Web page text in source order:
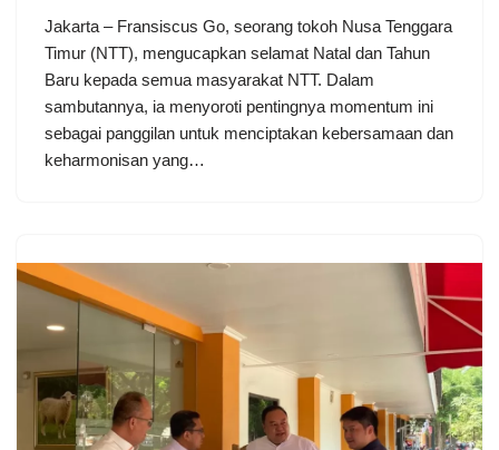
Jakarta – Fransiscus Go, seorang tokoh Nusa Tenggara
Timur (NTT), mengucapkan selamat Natal dan Tahun
Baru kepada semua masyarakat NTT. Dalam
sambutannya, ia menyoroti pentingnya momentum ini
sebagai panggilan untuk menciptakan kebersamaan dan
keharmonisan yang…